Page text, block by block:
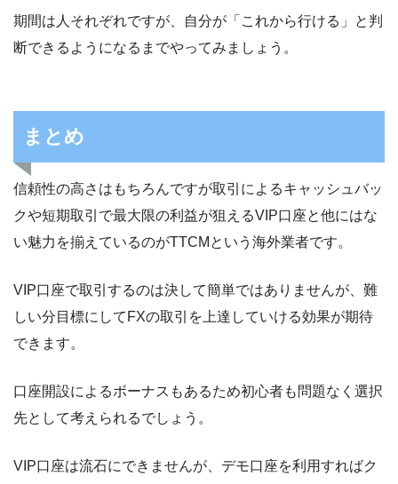
期間は人それぞれですが、自分が「これから行ける」と判
断できるようになるまでやってみましょう。
まとめ
信頼性の高さはもちろんですが取引によるキャッシュバッ
クや短期取引で最大限の利益が狙えるVIP口座と他にはな
い魅力を揃えているのがTTCMという海外業者です。
VIP口座で取引するのは決して簡単ではありませんが、難
しい分目標にしてFXの取引を上達していける効果が期待
できます。
口座開設によるボーナスもあるため初心者も問題なく選択
先として考えられるでしょう。
VIP口座は流石にできませんが、デモ口座を利用すればク